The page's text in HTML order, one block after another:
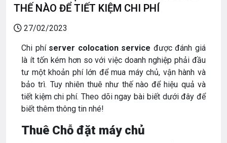
THẾ NÀO ĐỂ TIẾT KIỆM CHI PHÍ
27/02/2023
Chi phí server colocation service được đánh giá
là ít tốn kém hơn so với việc doanh nghiệp phải đầu
tư một khoản phí lớn để mua máy chủ, vận hành và
bảo trì. Tuy nhiên thuê như thế nào để hiệu quả và
tiết kiệm chi phí. Theo dõi ngay bài biết dưới đây để
biết thêm thông tin nhé!
Thuê Chỗ đặt máy chủ